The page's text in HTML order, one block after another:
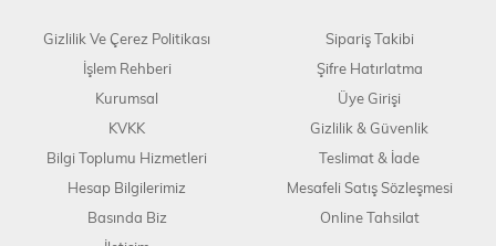
Gizlilik Ve Çerez Politikası
İşlem Rehberi
Kurumsal
KVKK
Bilgi Toplumu Hizmetleri
Hesap Bilgilerimiz
Basında Biz
Sipariş Takibi
Şifre Hatırlatma
Üye Girişi
Gizlilik & Güvenlik
Teslimat & İade
Mesafeli Satış Sözleşmesi
Online Tahsilat